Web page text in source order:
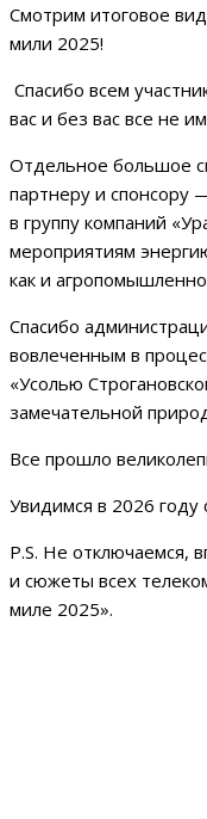
Смотрим итоговое
мили 2025!
Спасибо всем
вас и без вас все не
Отдельное большое
партнеру и спонсору
в группу компаний
мероприятиям
как и
Спасибо
вовлеченным в
«Усолью
замечательной
Все прошло
Увидимся в 2026 году
P.S. Не отключаемся,
и сюжеты всех
миле 2025».